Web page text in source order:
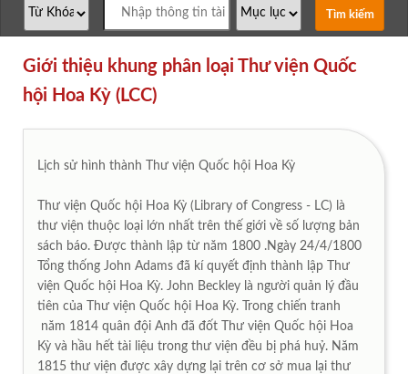
Giới thiệu khung phân loại Thư viện Quốc
hội Hoa Kỳ (LCC)
Lịch sử hình thành Thư viện Quốc hội Hoa Kỳ
Th­ư viện Quốc hội Hoa Kỳ (Library of Congress - LC) là
thư­ viện thuộc loại lớn nhất trên thế giới về số lượng bản
sách báo. Được thành lập từ năm 1800 .Ngày 24/4/1800
Tổng thống John Adams đã kí quyết định thành lập Thư
viện Quốc hội Hoa Kỳ. John Beckley là người quản lý đầu
tiên của Thư viện Quốc hội Hoa Kỳ. Trong chiến tranh
năm 1814 quân đội Anh đã đốt Thư viện Quốc hội Hoa
Kỳ và hầu hết tài liệu trong thư viện đều bị phá huỷ. Năm
1815 thư viện được xây dựng lại trên cơ sở mua lại thư